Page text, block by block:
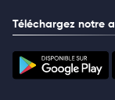
Téléchargez notre